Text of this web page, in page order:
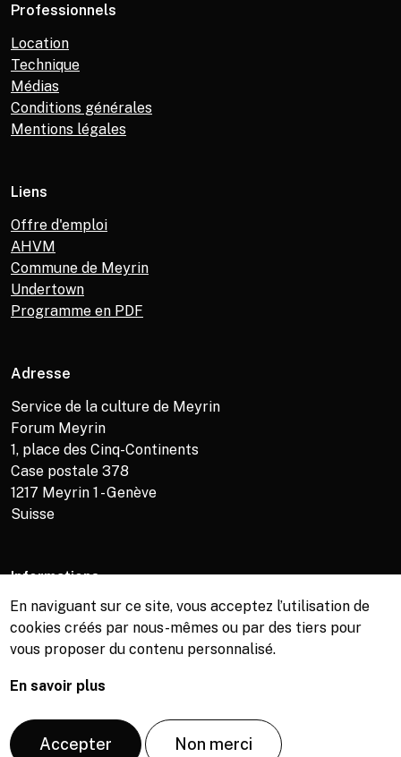
Professionnels
Location
Technique
Médias
Conditions générales
Mentions légales
Liens
Offre d'emploi
AHVM
Commune de Meyrin
Undertown
Programme en PDF
Adresse
Service de la culture de Meyrin
Forum Meyrin
1, place des Cinq-Continents
Case postale 378
1217 Meyrin 1 - Genève
Suisse
Informations
Service de la culture +41 (0)22 989 16 69
Billetterie +41 (0)22 989 34 34
Bibliothèque +41 (0)22 989 34 74
© Copyright, Service de la culture de Meyrin, 2026
En naviguant sur ce site, vous acceptez l’utilisation de
cookies créés par nous-mêmes ou par des tiers pour
vous proposer du contenu personnalisé.
En savoir plus
Accepter Non merci